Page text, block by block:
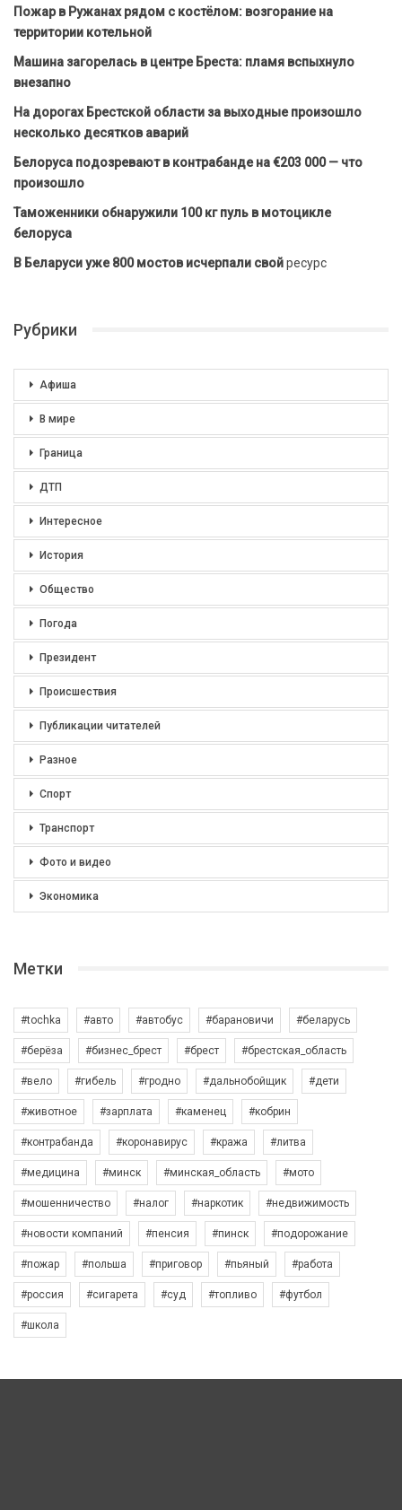
Пожар в Ружанах рядом с костёлом: возгорание на
территории котельной
Машина загорелась в центре Бреста: пламя вспыхнуло
внезапно
На дорогах Брестской области за выходные произошло
несколько десятков аварий
Белоруса подозревают в контрабанде на €203 000 — что
произошло
Таможенники обнаружили 100 кг пуль в мотоцикле
белоруса
В Беларуси уже 800 мостов исчерпали свойресурс
Рубрики
Афиша
В мире
Граница
ДТП
Интересное
История
Общество
Погода
Президент
Происшествия
Публикации читателей
Разное
Спорт
Транспорт
Фото и видео
Экономика
Метки
#tochka #авто #автобус #барановичи #беларусь
#берёза #бизнес_брест #брест #брестская_область
#вело #гибель #гродно #дальнобойщик #дети
#животное #зарплата #каменец #кобрин
#контрабанда #коронавирус #кража #литва
#медицина #минск #минская_область #мото
#мошенничество #налог #наркотик #недвижимость
#новости компаний #пенсия #пинск #подорожание
#пожар #польша #приговор #пьяный #работа
#россия #сигарета #суд #топливо #футбол
#школа